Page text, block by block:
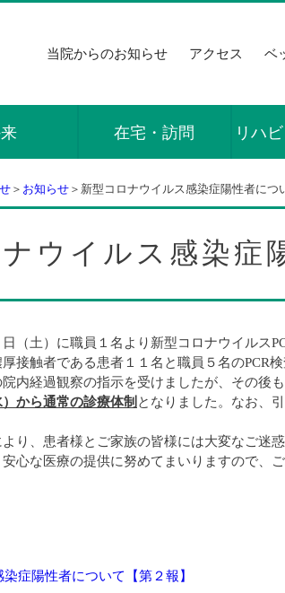
当院からのお知らせ アクセス ベ
在宅・訪問 リハ
＞ お知らせ ＞新型コロナウイルス感染症陽性者につ
ウイルス感染症
（土）に職員１名より新型コロナウイルス
接触者である患者１１名と職員５名のPCR
内経過観察の指示を受けましたが、その後
から通常の診療体制 となりました。 なお、
り、患者様とご家族の皆様には大変なご迷
心な医療の提供に努めてまいりますので、
症陽性者について【第２報】